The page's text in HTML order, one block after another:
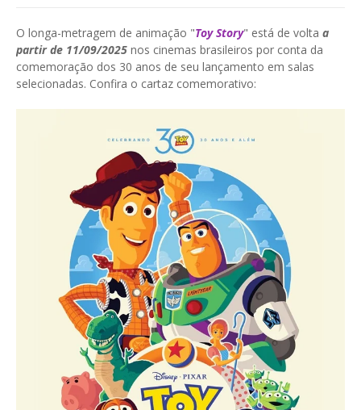
O longa-metragem de animação "Toy Story" está de volta a
partir de 11/09/2025 nos cinemas brasileiros por conta da
comemoração dos 30 anos de seu lançamento em salas
selecionadas. Confira o cartaz comemorativo: